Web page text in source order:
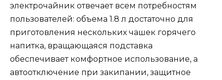
электрочайник отвечает всем потребностям
пользователей: объема 1.8 л достаточно для
приготовления нескольких чашек горячего
напитка, вращающаяся подставка
обеспечивает комфортное использование, а
автоотключение при закипании, защитное